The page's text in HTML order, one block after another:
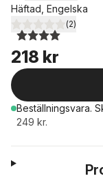
Häftad, Engelska
4,0utav 5 stjärnor.
(2)
218 kr
Beställningsvara.
249 kr.